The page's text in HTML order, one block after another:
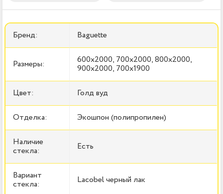
Бренд: Baguette
Размеры: 600x2000, 700x2000, 800x2000,
900x2000, 700x1900
Цвет: Голд вуд
Отделка: Экошпон (полипропилен)
Наличие
стекла: Есть
Вариант
стекла: Lacobel черный лак